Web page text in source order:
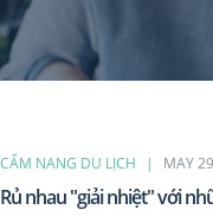
CẨM NANG DU LỊCH MAY
Rủ nhau "giải nhiệt" với